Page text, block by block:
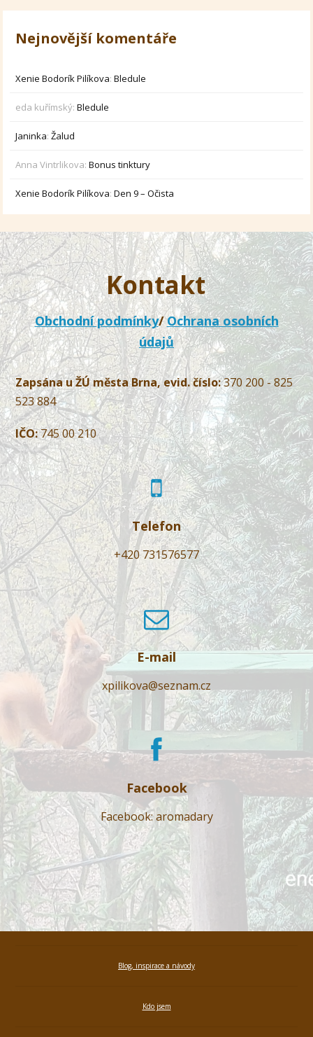
Nejnovější komentáře
Xenie Bodorík Pilíkova:Bledule
eda kuřímský:Bledule
Janinka:Žalud
Anna Vintrlikova:Bonus tinktury
Xenie Bodorík Pilíkova:Den 9 – Očista
Kontakt
Obchodní podmínky/Ochrana osobních
údajů
Zapsána u ŽÚ města Brna, evid. číslo:370 200 - 825
523 884
IČO:745 00 210
Telefon
+420 731576577
E-mail
xpilikova@seznam.cz
Facebook
Facebook: aromadary
Blog, inspirace a návody
Kdo jsem